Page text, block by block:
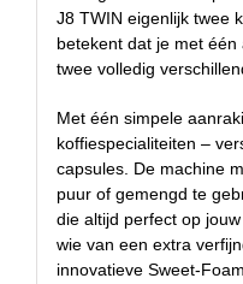
J8 TWIN eigenlijk twee
betekent dat je met
twee volledig
Met één simpele
koffiespecialiteiten –
capsules. De machine
puur of gemengd te
die altijd perfect op
wie van een extra
innovatieve Sweet-